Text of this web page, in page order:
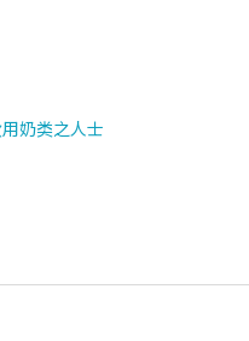
奶类之人士